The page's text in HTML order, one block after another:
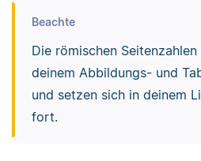
Beachte
Die römischen
deinem Abbildungs- und
und setzen sich in deinem
fort.